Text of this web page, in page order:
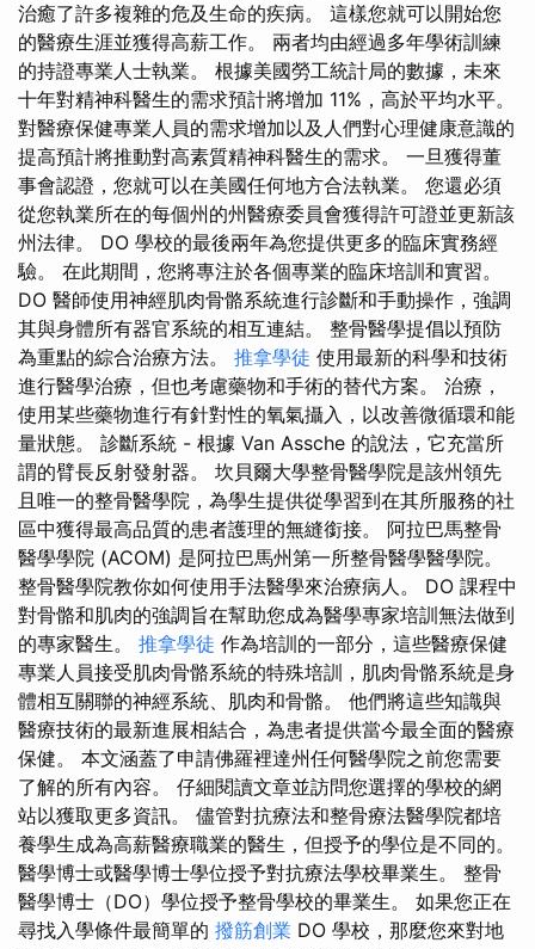
治癒了許多複雜的危及生命的疾病。 這樣您就可以開始您
的醫療生涯並獲得高薪工作。 兩者均由經過多年學術訓練
的持證專業人士執業。 根據美國勞工統計局的數據，未來
十年對精神科醫生的需求預計將增加 11%，高於平均水平。
對醫療保健專業人員的需求增加以及人們對心理健康意識的
提高預計將推動對高素質精神科醫生的需求。 一旦獲得董
事會認證，您就可以在美國任何地方合法執業。 您還必須
從您執業所在的每個州的州醫療委員會獲得許可證並更新該
州法律。 DO 學校的最後兩年為您提供更多的臨床實務經
驗。 在此期間，您將專注於各個專業的臨床培訓和實習。
DO 醫師使用神經肌肉骨骼系統進行診斷和手動操作，強調
其與身體所有器官系統的相互連結。 整骨醫學提倡以預防
為重點的綜合治療方法。 推拿學徒 使用最新的科學和技術
進行醫學治療，但也考慮藥物和手術的替代方案。 治療，
使用某些藥物進行有針對性的氧氣攝入，以改善微循環和能
量狀態。 診斷系統 - 根據 Van Assche 的說法，它充當所
謂的臂長反射發射器。 坎貝爾大學整骨醫學院是該州領先
且唯一的整骨醫學院，為學生提供從學習到在其所服務的社
區中獲得最高品質的患者護理的無縫銜接。 阿拉巴馬整骨
醫學學院 (ACOM) 是阿拉巴馬州第一所整骨醫學醫學院。
整骨醫學院教你如何使用手法醫學來治療病人。 DO 課程中
對骨骼和肌肉的強調旨在幫助您成為醫學專家培訓無法做到
的專家醫生。 推拿學徒 作為培訓的一部分，這些醫療保健
專業人員接受肌肉骨骼系統的特殊培訓，肌肉骨骼系統是身
體相互關聯的神經系統、肌肉和骨骼。 他們將這些知識與
醫療技術的最新進展相結合，為患者提供當今最全面的醫療
保健。 本文涵蓋了申請佛羅裡達州任何醫學院之前您需要
了解的所有內容。 仔細閱讀文章並訪問您選擇的學校的網
站以獲取更多資訊。 儘管對抗療法和整骨療法醫學院都培
養學生成為高薪醫療職業的醫生，但授予的學位是不同的。
醫學博士或醫學博士學位授予對抗療法學校畢業生。 整骨
醫學博士（DO）學位授予整骨學校的畢業生。 如果您正在
尋找入學條件最簡單的 撥筋創業 DO 學校，那麼您來對地